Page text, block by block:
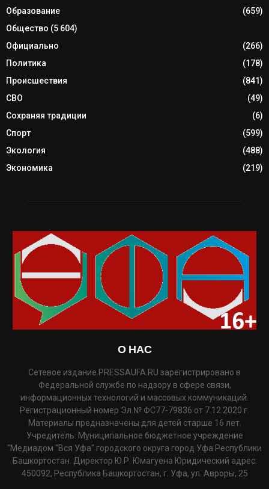
Образование
(659)
Общество (5 604)
Официально
(266)
Политика
(178)
Происшествия
(841)
СВО
(49)
Сохраняя традиции
(6)
Спорт
(599)
Экология
(488)
Экономика
(219)
О НАС
Сетевое издание PRESSAUFA.RU зарегистрировано в
Федеральной службе по надзору в сфере связи,
информационных технологий и массовых коммуникаций.
Регистрационный номер Эл № ФС77-79836 от 7.12.2020 г.
Материалы предназначены для детей старше 16 лет.
Учредитель: Муниципальное бюджетное учреждение
"Медиадом "Вся Уфа" городского округа город Уфа Республики
Башкортостан. Директор Ю.Р. Юмагуена Юридический адрес:
450092, Республика Башкортостан, г. Уфа, ул. Авроры, 25